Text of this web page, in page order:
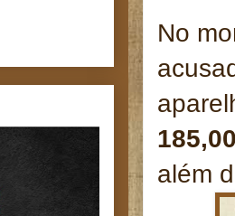
No
além